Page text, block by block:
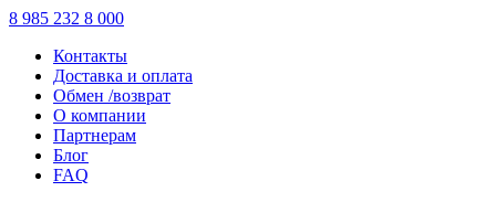
8 985 232 8 000
Контакты
Доставка и оплата
Обмен /возврат
О компании
Партнерам
Блог
FAQ